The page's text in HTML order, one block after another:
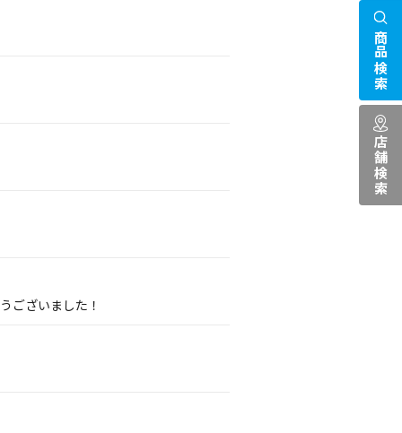
ございました！
商品検索
店舗検索